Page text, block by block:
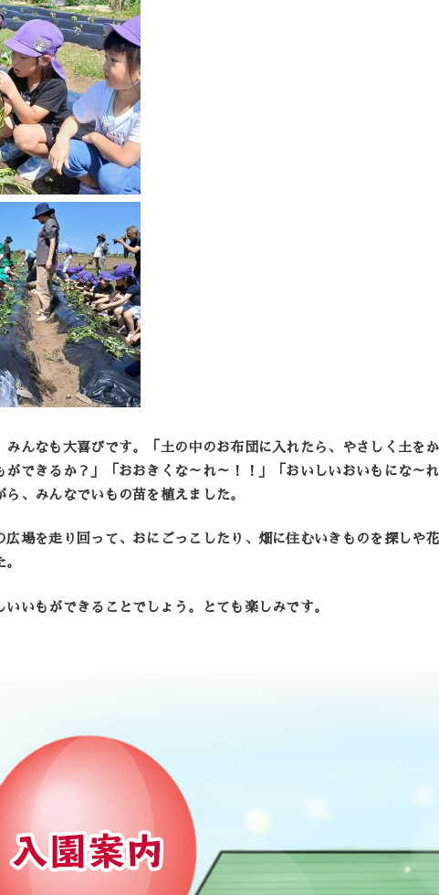
みんなも大喜びです。「土の中のお布団に入れたら、やさしく土を
ができるか？」「おおきくな～れ～！！」「おいしいおいもにな～
、みんなでいもの苗を植えました。
広場を走り回って、おにごっこしたり、畑に住むいきものを探しや
いもができることでしょう。とても楽しみです。